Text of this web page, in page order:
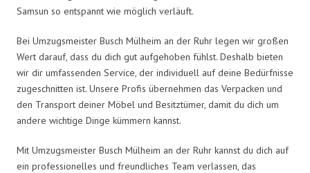
Samsun so entspannt wie möglich verläuft.
Bei Umzugsmeister Busch Mülheim an der Ruhr legen wir großen
Wert darauf, dass du dich gut aufgehoben fühlst. Deshalb bieten
wir dir umfassenden Service, der individuell auf deine Bedürfnisse
zugeschnitten ist. Unsere Profis übernehmen das Verpacken und
den Transport deiner Möbel und Besitztümer, damit du dich um
andere wichtige Dinge kümmern kannst.
Mit Umzugsmeister Busch Mülheim an der Ruhr kannst du dich auf
ein professionelles und freundliches Team verlassen, das